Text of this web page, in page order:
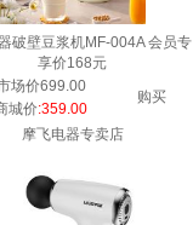
破壁豆浆机MF-004A 会员专
享价168元
场价699.00
购买
城价:359.00
摩飞电器专卖店